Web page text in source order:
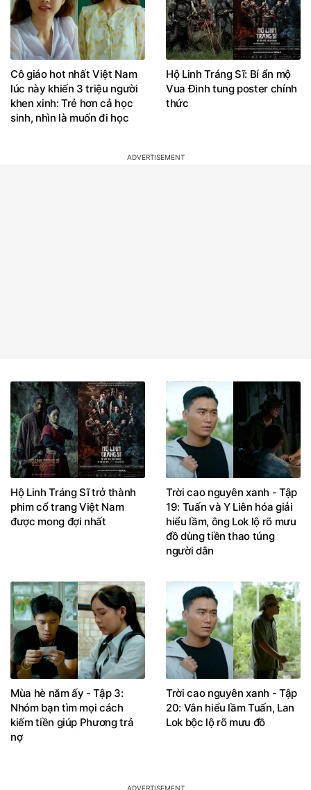
Cô giáo hot nhất Việt Nam
lúc này khiến 3 triệu người
khen xinh: Trẻ hơn cả học
sinh, nhìn là muốn đi học
Hộ Linh Tráng Sĩ: Bí ẩn mộ
Vua Đinh tung poster chính
thức
Hộ Linh Tráng Sĩ trở thành
phim cổ trang Việt Nam
được mong đợi nhất
Trời cao nguyên xanh - Tập
19: Tuấn và Y Liên hóa giải
hiểu lầm, ông Lok lộ rõ mưu
đồ dùng tiền thao túng
người dân
Mùa hè năm ấy - Tập 3:
Nhóm bạn tìm mọi cách
kiếm tiền giúp Phương trả
nợ
Trời cao nguyên xanh - Tập
20: Vân hiểu lầm Tuấn, Lan
Lok bộc lộ rõ mưu đồ